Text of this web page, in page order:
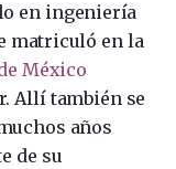
en ingeniería
matriculó en la
México
Allí también se
años
de su